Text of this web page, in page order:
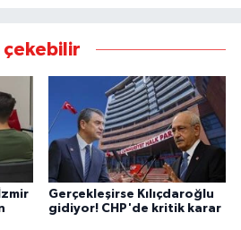
çekebilir
Gerçekleşirse Kılıçdaroğlu
gidiyor! CHP'de kritik karar